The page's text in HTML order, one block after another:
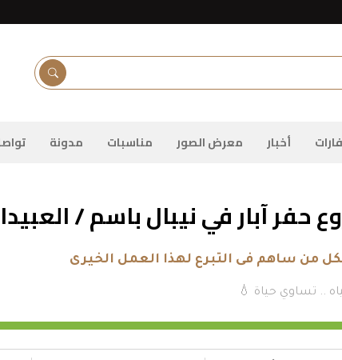
البحث عن
أخبار معرض الصور مناسبات مدونة
حفر آبار في نيبال باسم /
من ساهم فى التبرع لهذا العمل الخيرى
.. تساوي حياة 💧